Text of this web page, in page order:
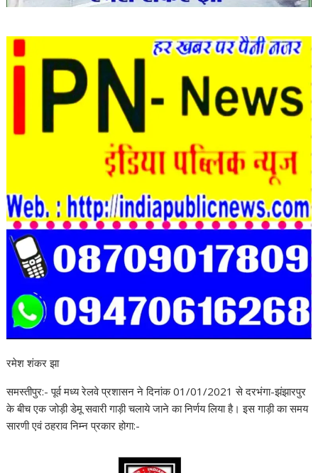
रमेश शंकर झा
समस्तीपुर:- पूर्व मध्य रेलवे प्रशासन ने दिनांक 01/01/2021 से दरभंगा-झंझारपुर
के बीच एक जोड़ी डेमू सवारी गाड़ी चलाये जाने का निर्णय लिया है। इस गाड़ी का समय
सारणी एवं ठहराव निम्न प्रकार होगा:-